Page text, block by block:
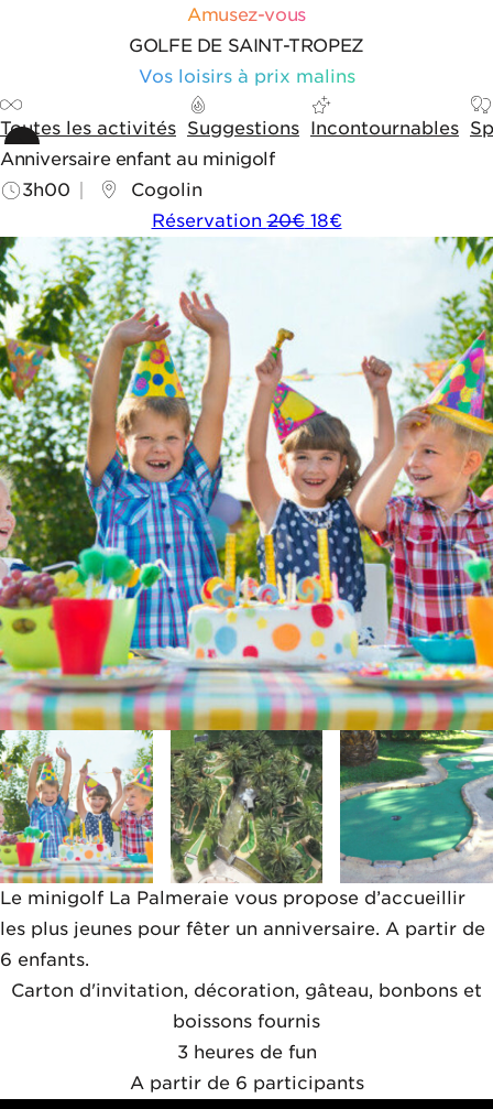
Panneau de gestion des cookies
Aller aux outils de navigation
Amusez-vous
GOLFE DE SAINT-TROPEZ
Vos loisirs à prix malins
Toutes les activités Suggestions Incontournables
Anniversaire enfant au minigolf
3h00
Cogolin
Réservation20€18€
Le minigolf La Palmeraie vous propose d’accueillir
les plus jeunes pour fêter un anniversaire. A partir de
6 enfants.
Carton d'invitation, décoration, gâteau, bonbons et
boissons fournis
3 heures de fun
A partir de 6 participants